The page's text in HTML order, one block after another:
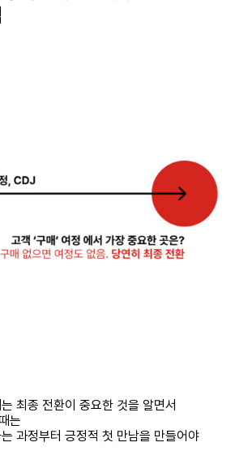
최종 전환이 중요한 것을 알면서
는
과정부터 긍정적 첫 만남을 만들어야